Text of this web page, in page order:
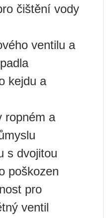
čištění vody
ventilu a
kejdu a
ropném a
s dvojitou
poškozen
pro
ventil